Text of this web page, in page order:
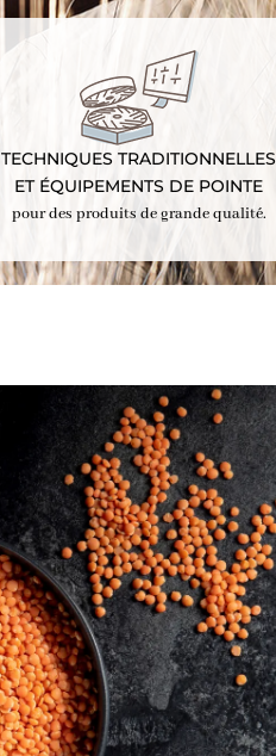
TECHNIQUES TRADITIONNELLES
ET ÉQUIPEMENTS DE POINTE
pour des produits de grande qualité.